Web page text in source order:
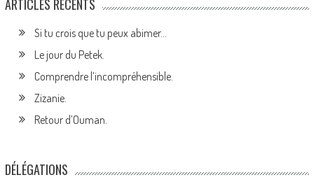
ARTICLES RÉCENTS
Si tu crois que tu peux abimer…
Le jour du Petek.
Comprendre l’incompréhensible.
Zizanie.
Retour d’Ouman.
DÉLÉGATIONS